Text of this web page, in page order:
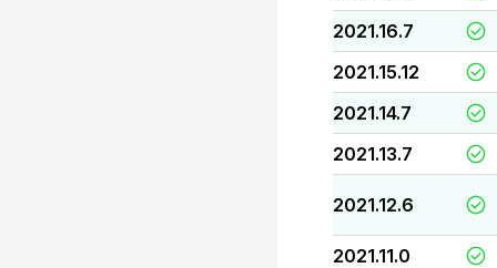
2021.16.7
2021.15.12
2021.14.7
2021.13.7
2021.12.6
2021.11.0